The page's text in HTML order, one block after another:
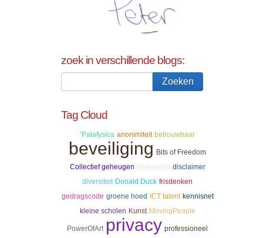
zoek in verschillende blogs:
Tag Cloud
'Patafysica anonimiteit betrouwbaar
beveiliging Bits of Freedom
Collectief geheugen deskundig disclaimer
diversiteit Donald Duck frisdenken
gedragscode groene hoed ICT talent kennisnet
kleine scholen Kunst MovingPeople
PowerOfArt privacy professioneel